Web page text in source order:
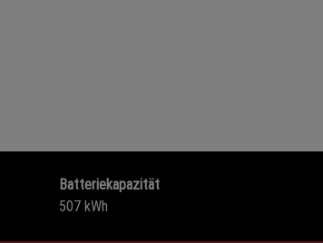
Batteriekapazität
507 kWh